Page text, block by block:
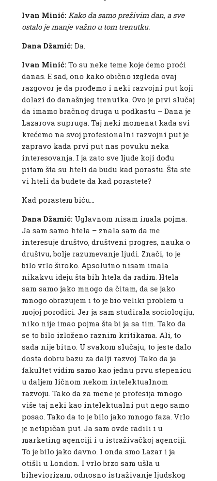
Ivan Minić: Kako da samo preživim dan, a sve
ostalo je manje važno u tom trenutku.
Dana Džamić:Da.
Ivan Minić:To su neke teme koje ćemo proći
danas. E sad, ono kako obično izgleda ovaj
razgovor je da prođemo i neki razvojni put koji
dolazi do današnjeg trenutka. Ovo je prvi slučaj
da imamo bračnog druga u podkastu – Dana je
Lazarova supruga. Taj neki momenat kada svi
krećemo na svoj profesionalni razvojni put je
zapravo kada prvi put nas povuku neka
interesovanja. I ja zato sve ljude koji dođu
pitam šta su hteli da budu kad porastu. Šta ste
vi hteli da budete da kad porastete?
Kad porastem biću…
Dana Džamić:Uglavnom nisam imala pojma.
Ja sam samo htela – znala sam da me
interesuje društvo, društveni progres, nauka o
društvu, bolje razumevanje ljudi. Znači, to je
bilo vrlo široko. Apsolutno nisam imala
nikakvu ideju šta bih htela da radim. Htela
sam samo jako mnogo da čitam, da se jako
mnogo obrazujem i to je bio veliki problem u
mojoj porodici. Jer ja sam studirala sociologiju,
niko nije imao pojma šta bi ja sa tim. Tako da
se to bilo izloženo raznim kritikama. Ali, to
sada nije bitno. U svakom slučaju, to jeste dalo
dosta dobru bazu za dalji razvoj. Tako da ja
fakultet vidim samo kao jednu prvu stepenicu
u daljem ličnom nekom intelektualnom
razvoju. Tako da za mene je profesija mnogo
više taj neki kao intelektualni put nego samo
posao. Tako da to je bilo jako mnogo faza. Vrlo
je netipičan put. Ja sam ovde radili i u
marketing agenciji i u istraživačkoj agenciji.
To je bilo jako davno. I onda smo Lazar i ja
otišli u London. I vrlo brzo sam ušla u
biheviorizam, odnosno istraživanje ljudskog